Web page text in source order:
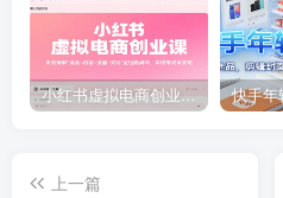
小红书虚拟电商创业课，系统拆解选品-内容-流量-变现，实现零成本变现
上一篇